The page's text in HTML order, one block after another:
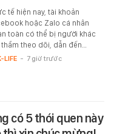
tế hiện nay, tài khoản
hoặc Zalo cá nhân
toàn có thể bị người khác
thầm theo dõi, dẫn đến…
LIFE - 7 giờ trước
có 5 thói quen này